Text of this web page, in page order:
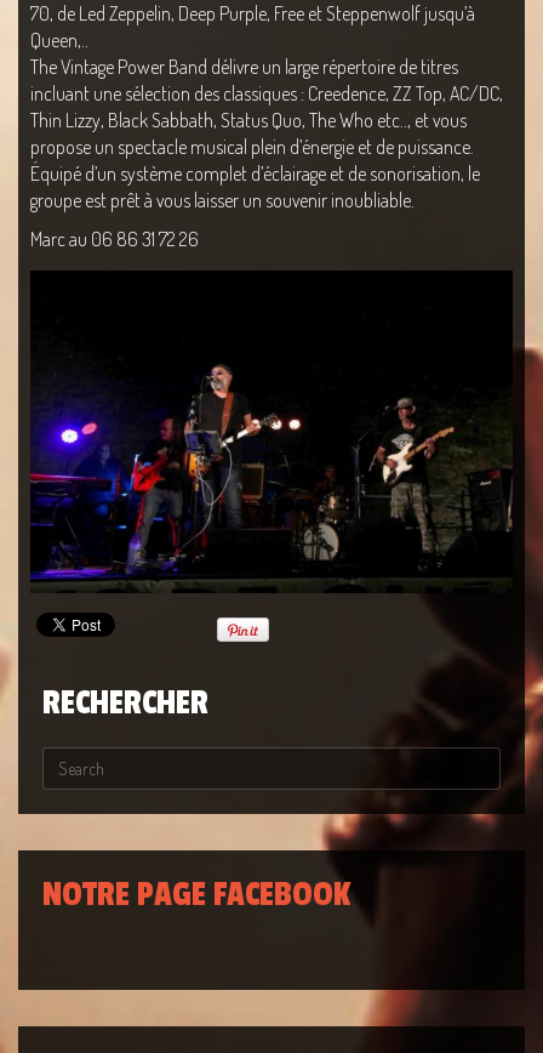
70, de Led Zeppelin, Deep Purple, Free et Steppenwolf jusqu’à
Queen,..
The Vintage Power Band délivre un large répertoire de titres
incluant une sélection des classiques : Creedence, ZZ Top, AC/DC,
Thin Lizzy, Black Sabbath, Status Quo, The Who etc.., et vous
propose un spectacle musical plein d’énergie et de puissance.
Équipé d’un système complet d’éclairage et de sonorisation, le
groupe est prêt à vous laisser un souvenir inoubliable.
Marc au 06 86 31 72 26
RECHERCHER
NOTRE PAGE FACEBOOK